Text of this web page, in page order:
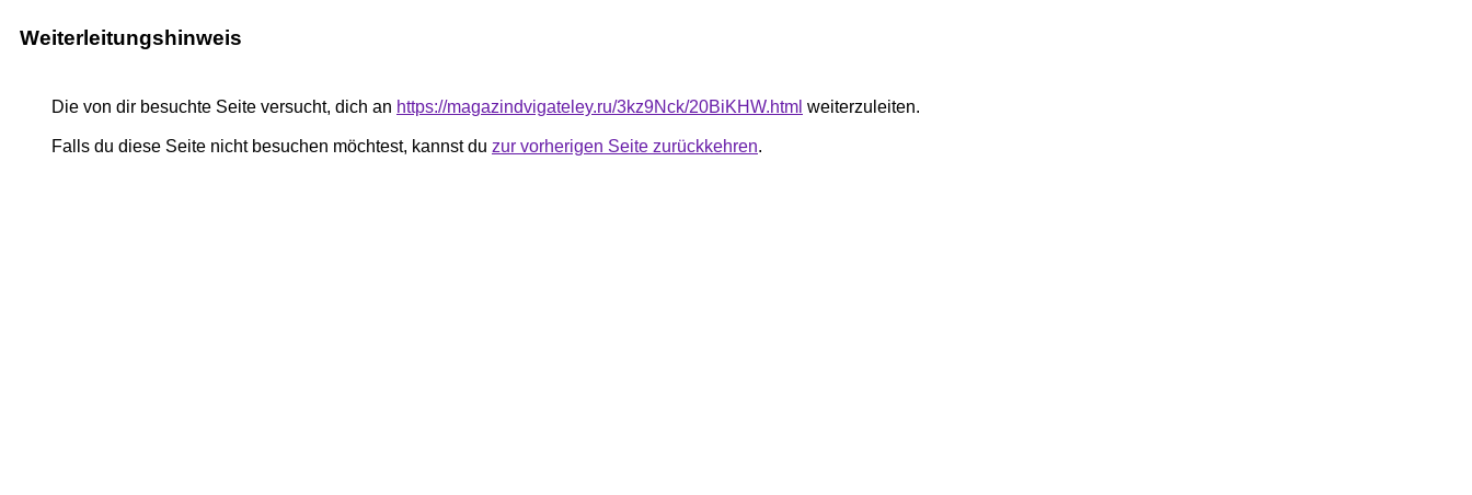
Weiterleitungshinweis
Die von dir besuchte Seite versucht, dich an https://magazindvigateley.ru/3kz9Nck/20BiKHW.html weiterzuleiten.
Falls du diese Seite nicht besuchen möchtest, kannst du zur vorherigen Seite zurückkehren.